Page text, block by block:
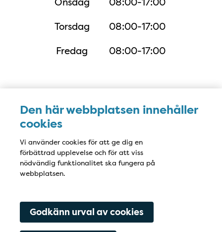
Den här webbplatsen innehåller
cookies
Vi använder cookies för att ge dig en
förbättrad upplevelse och för att viss
nödvändig funktionalitet ska fungera på
webbplatsen.
Godkänn urval av cookies
Torsdag
08:00-17:00
Fredag
08:00-17:00
Karta